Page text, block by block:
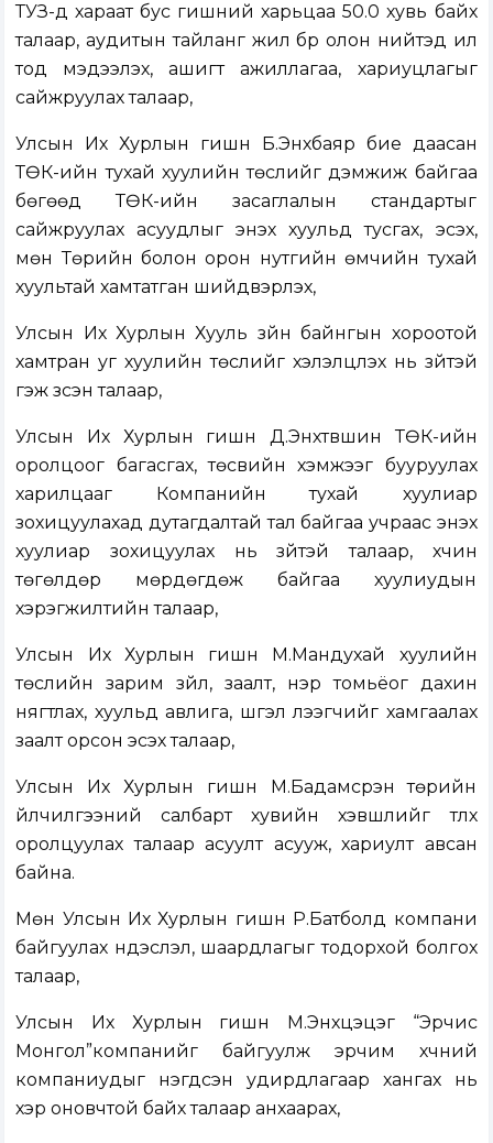
ТУЗ-д хараат бус гишүүний харьцаа 50.0 хувь байх
талаар, аудитын тайланг жил бүр олон нийтэд ил
тод мэдээлэх, ашигт ажиллагаа, хариуцлагыг
сайжруулах талаар,
Улсын Их Хурлын гишүүн Б.Энхбаяр бие даасан
ТӨК-ийн тухай хуулийн төслийг дэмжиж байгаа
бөгөөд ТӨК-ийн засаглалын стандартыг
сайжруулах асуудлыг энэхүү хуульд тусгах, эсэх,
мөн Төрийн болон орон нутгийн өмчийн тухай
хуультай хамтатган шийдвэрлэх,
Улсын Их Хурлын Хууль зүйн байнгын хороотой
хамтран уг хуулийн төслийг хэлэлцүүлэх нь зүйтэй
гэж үзсэн талаар,
Улсын Их Хурлын гишүүн Д.Энхтүвшин ТӨК-ийн
оролцоог багасгах, төсвийн хэмжээг бууруулах
харилцааг Компанийн тухай хуулиар
зохицуулахад дутагдалтай тал байгаа учраас энэхүү
хуулиар зохицуулах нь зүйтэй талаар, хүчин
төгөлдөр мөрдөгдөж байгаа хуулиудын
хэрэгжилтийн талаар,
Улсын Их Хурлын гишүүн М.Мандухай хуулийн
төслийн зарим зүйл, заалт, нэр томьёог дахин
нягтлах, хуульд авлига, шүгэл үлээгчийг хамгаалах
заалт орсон эсэх талаар,
Улсын Их Хурлын гишүүн М.Бадамсүрэн төрийн
үйлчилгээний салбарт хувийн хэвшлийг түлхүү
оролцуулах талаар асуулт асууж, хариулт авсан
байна.
Мөн Улсын Их Хурлын гишүүн Р.Батболд компани
байгуулах үндэслэл, шаардлагыг тодорхой болгох
талаар,
Улсын Их Хурлын гишүүн М.Энхцэцэг “Эрчис
Монгол”компанийг байгуулж эрчим хүчний
компаниудыг нэгдсэн удирдлагаар хангах нь
хэр оновчтой байх талаар анхаарах,